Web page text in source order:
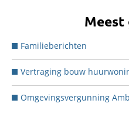
Meest
Familieberichten
Vertraging bouw
Omgevingsvergunning